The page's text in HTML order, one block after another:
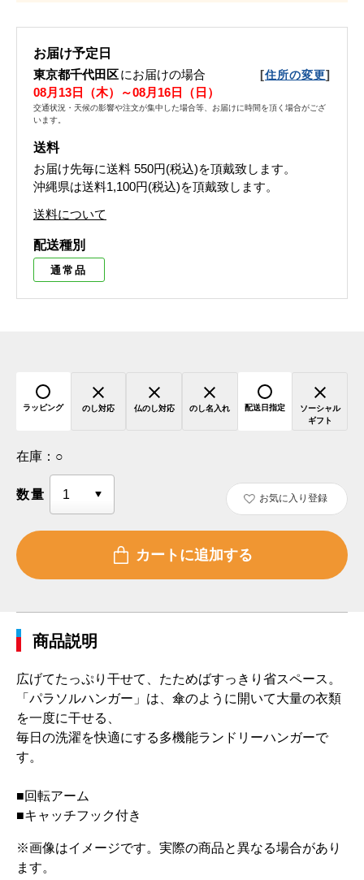
お届け予定日
東京都千代田区にお届けの場合 [住所の変更]
08月13日（木）～08月16日（日）
交通状況・天候の影響や注文が集中した場合等、お届けに時間を頂く場合がござ
います。
送料
お届け先毎に送料 550円(税込)を頂戴致します。
沖縄県は送料1,100円(税込)を頂戴致します。
送料について
配送種別
通常品
ラッピング のし対応 仏のし対応 のし名入れ 配送日指定
ソーシャル
ギフト
在庫： ○
数量 お気に入り登録
商品説明
広げてたっぷり干せて、たためばすっきり省スペース。
「パラソルハンガー」は、傘のように開いて大量の衣類
を一度に干せる、
毎日の洗濯を快適にする多機能ランドリーハンガーで
す。
■回転アーム
■キャッチフック付き
※画像はイメージです。実際の商品と異なる場合があり
ます。